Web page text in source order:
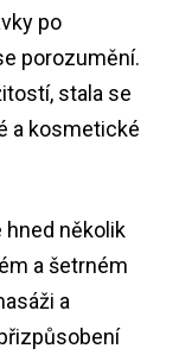
po
porozumění.
stala se
a kosmetické
hned několik
a šetrném
a